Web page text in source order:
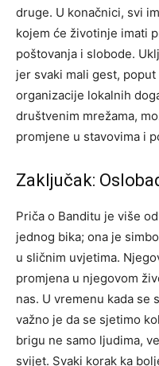
druge. U konačnici, svi
kojem će životinje imati
poštovanja i slobode.
jer svaki mali gest,
organizacije lokalnih
društvenim mrežama,
promjene u stavovima i
Zaključak:
Priča o Banditu je više
jednog bika; ona je
u sličnim uvjetima.
promjena u njegovom
nas. U vremenu kada se
važno je da se sjetimo
brigu ne samo ljudima,
svijet. Svaki korak ka